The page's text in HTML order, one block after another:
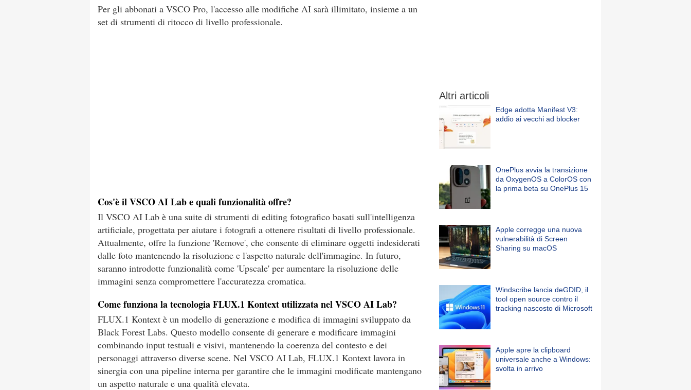
Per gli abbonati a VSCO Pro, l'accesso alle modifiche AI sarà illimitato, insieme a un
set di strumenti di ritocco di livello professionale.
Cos'è il VSCO AI Lab e quali funzionalità offre?
Il VSCO AI Lab è una suite di strumenti di editing fotografico basati sull'intelligenza
artificiale, progettata per aiutare i fotografi a ottenere risultati di livello professionale.
Attualmente, offre la funzione 'Remove', che consente di eliminare oggetti indesiderati
dalle foto mantenendo la risoluzione e l'aspetto naturale dell'immagine. In futuro,
saranno introdotte funzionalità come 'Upscale' per aumentare la risoluzione delle
immagini senza compromettere l'accuratezza cromatica.
Come funziona la tecnologia FLUX.1 Kontext utilizzata nel VSCO AI Lab?
FLUX.1 Kontext è un modello di generazione e modifica di immagini sviluppato da
Black Forest Labs. Questo modello consente di generare e modificare immagini
combinando input testuali e visivi, mantenendo la coerenza del contesto e dei
personaggi attraverso diverse scene. Nel VSCO AI Lab, FLUX.1 Kontext lavora in
sinergia con una pipeline interna per garantire che le immagini modificate mantengano
un aspetto naturale e una qualità elevata.
Altri articoli
Edge adotta Manifest V3:
addio ai vecchi ad blocker
OnePlus avvia la transizione
da OxygenOS a ColorOS con
la prima beta su OnePlus 15
Apple corregge una nuova
vulnerabilità di Screen
Sharing su macOS
Windscribe lancia deGDID, il
tool open source contro il
tracking nascosto di Microsoft
Apple apre la clipboard
universale anche a Windows:
svolta in arrivo